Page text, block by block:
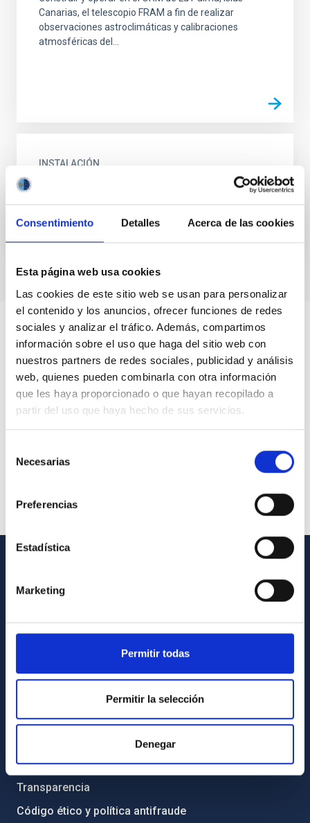
Consentimiento Detalles Acerca de las cookies
Esta página web usa cookies
Las cookies de este sitio web se usan para personalizar
el contenido y los anuncios, ofrecer funciones de redes
sociales y analizar el tráfico. Además, compartimos
información sobre el uso que haga del sitio web con
nuestros partners de redes sociales, publicidad y análisis
web, quienes pueden combinarla con otra información
que les haya proporcionado o que hayan recopilado a
partir del uso que haya hecho de sus servicios.
Necesarias
Preferencias
Estadística
Marketing
Permitir todas
Permitir la selección
Denegar
Canarias, el telescopio FRAM a fin de realizar
observaciones astroclimáticas y calibraciones
atmosféricas del...
INSTALACIÓN
Directorio de personal
Biblioteca
Legislación
Transparencia
Código ético y política antifraude